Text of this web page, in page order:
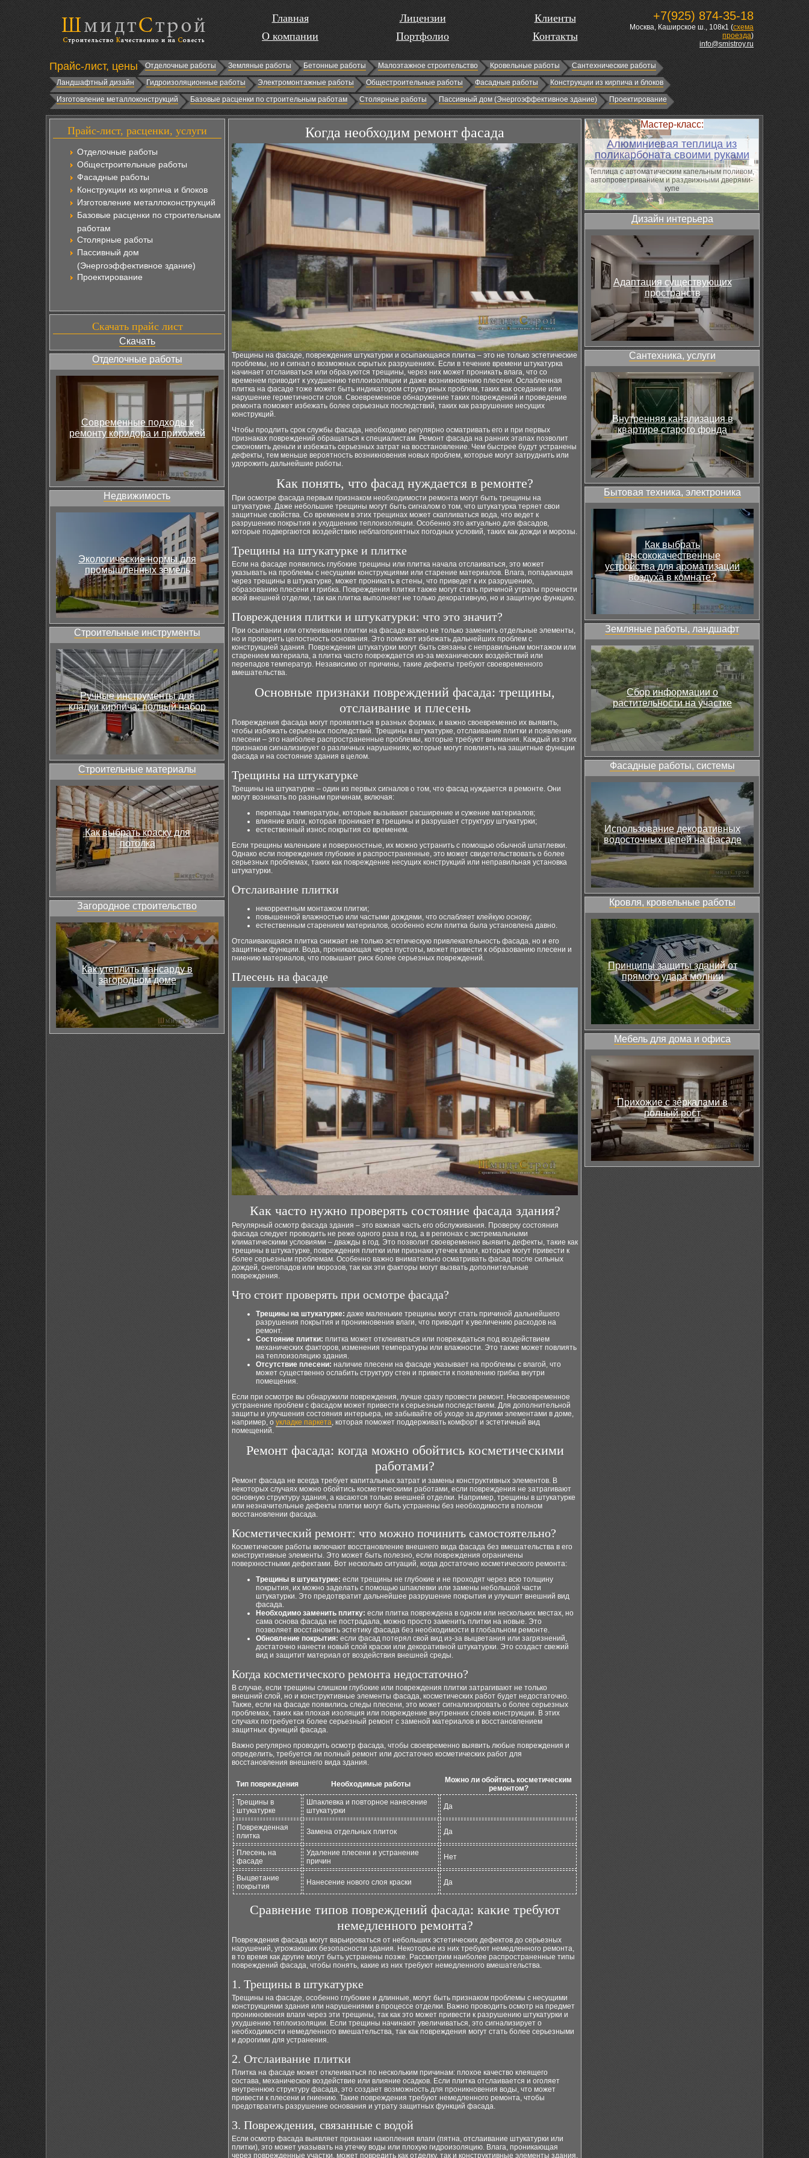
Главная
О компании
Лицензии
Портфолио
Клиенты
Контакты
+7(925) 874-35-18
Москва, Каширское ш., 108к1 (схема
проезда)
info@smistroy.ru
Прайс-лист, цены Отделочные работы Земляные работы Бетонные работы Малоэтажное строительство Кровельные работы
Сантехнические работы
Ландшафтный дизайн
Гидроизоляционные работы Электромонтажные работы Общестроительные работы Фасадные работы
Конструкции из кирпича и блоков
Изготовление металлоконструкций
Базовые расценки по строительным работам Столярные работы Пассивный дом (Энергоэффективное здание) Проектирование
Прайс-лист, расценки, услуги
Отделочные работы
Общестроительные работы
Фасадные работы
Конструкции из кирпича и блоков
Изготовление металлоконструкций
Базовые расценки по строительным
работам
Столярные работы
Пассивный дом
(Энергоэффективное здание)
Проектирование
Скачать прайс лист
Скачать
Отделочные работы
Современные подходы к
ремонту коридора и прихожей
Недвижимость
Экологические нормы для
промышленных земель
Строительные инструменты
Ручные инструменты для
кладки кирпича: полный набор
Строительные материалы
Как выбрать краску для
потолка
Загородное строительство
Как утеплить мансарду в
загородном доме
Когда необходим ремонт фасада
Трещины на фасаде, повреждения штукатурки и осыпающаяся плитка – это не только эстетические
проблемы, но и сигнал о возможных скрытых разрушениях. Если в течение времени штукатурка
начинает отслаиваться или образуются трещины, через них может проникать влага, что со
временем приводит к ухудшению теплоизоляции и даже возникновению плесени. Ослабленная
плитка на фасаде тоже может быть индикатором структурных проблем, таких как оседание или
нарушение герметичности слоя. Своевременное обнаружение таких повреждений и проведение
ремонта поможет избежать более серьезных последствий, таких как разрушение несущих
конструкций.
Чтобы продлить срок службы фасада, необходимо регулярно осматривать его и при первых
признаках повреждений обращаться к специалистам. Ремонт фасада на ранних этапах позволит
сэкономить деньги и избежать серьезных затрат на восстановление. Чем быстрее будут устранены
дефекты, тем меньше вероятность возникновения новых проблем, которые могут затруднить или
удорожить дальнейшие работы.
Как понять, что фасад нуждается в ремонте?
При осмотре фасада первым признаком необходимости ремонта могут быть трещины на
штукатурке. Даже небольшие трещины могут быть сигналом о том, что штукатурка теряет свои
защитные свойства. Со временем в этих трещинах может скапливаться вода, что ведет к
разрушению покрытия и ухудшению теплоизоляции. Особенно это актуально для фасадов,
которые подвергаются воздействию неблагоприятных погодных условий, таких как дожди и морозы.
Трещины на штукатурке и плитке
Если на фасаде появились глубокие трещины или плитка начала отслаиваться, это может
указывать на проблемы с несущими конструкциями или старение материалов. Влага, попадающая
через трещины в штукатурке, может проникать в стены, что приведет к их разрушению,
образованию плесени и грибка. Повреждения плитки также могут стать причиной утраты прочности
всей внешней отделки, так как плитка выполняет не только декоративную, но и защитную функцию.
Повреждения плитки и штукатурки: что это значит?
При осыпании или отклеивании плитки на фасаде важно не только заменить отдельные элементы,
но и проверить целостность основания. Это поможет избежать дальнейших проблем с
конструкцией здания. Повреждения штукатурки могут быть связаны с неправильным монтажом или
старением материала, а плитка часто повреждается из-за механических воздействий или
перепадов температур. Независимо от причины, такие дефекты требуют своевременного
вмешательства.
Основные признаки повреждений фасада: трещины,
отслаивание и плесень
Повреждения фасада могут проявляться в разных формах, и важно своевременно их выявить,
чтобы избежать серьезных последствий. Трещины в штукатурке, отслаивание плитки и появление
плесени – это наиболее распространенные проблемы, которые требуют внимания. Каждый из этих
признаков сигнализирует о различных нарушениях, которые могут повлиять на защитные функции
фасада и на состояние здания в целом.
Трещины на штукатурке
Трещины на штукатурке – один из первых сигналов о том, что фасад нуждается в ремонте. Они
могут возникать по разным причинам, включая:
перепады температуры, которые вызывают расширение и сужение материалов;
влияние влаги, которая проникает в трещины и разрушает структуру штукатурки;
естественный износ покрытия со временем.
Если трещины маленькие и поверхностные, их можно устранить с помощью обычной шпатлевки.
Однако если повреждения глубокие и распространенные, это может свидетельствовать о более
серьезных проблемах, таких как повреждение несущих конструкций или неправильная установка
штукатурки.
Отслаивание плитки
некорректным монтажом плитки;
повышенной влажностью или частыми дождями, что ослабляет клейкую основу;
естественным старением материалов, особенно если плитка была установлена давно.
Отслаивающаяся плитка снижает не только эстетическую привлекательность фасада, но и его
защитные функции. Вода, проникающая через пустоты, может привести к образованию плесени и
гниению материалов, что повышает риск более серьезных повреждений.
Плесень на фасаде
Как часто нужно проверять состояние фасада здания?
Регулярный осмотр фасада здания – это важная часть его обслуживания. Проверку состояния
фасада следует проводить не реже одного раза в год, а в регионах с экстремальными
климатическими условиями – дважды в год. Это позволит своевременно выявить дефекты, такие как
трещины в штукатурке, повреждения плитки или признаки утечек влаги, которые могут привести к
более серьезным проблемам. Особенно важно внимательно осматривать фасад после сильных
дождей, снегопадов или морозов, так как эти факторы могут вызвать дополнительные
повреждения.
Что стоит проверять при осмотре фасада?
Трещины на штукатурке: даже маленькие трещины могут стать причиной дальнейшего
разрушения покрытия и проникновения влаги, что приводит к увеличению расходов на
ремонт.
Состояние плитки: плитка может отклеиваться или повреждаться под воздействием
механических факторов, изменения температуры или влажности. Это также может повлиять
на теплоизоляцию здания.
Отсутствие плесени: наличие плесени на фасаде указывает на проблемы с влагой, что
может существенно ослабить структуру стен и привести к появлению грибка внутри
помещения.
Если при осмотре вы обнаружили повреждения, лучше сразу провести ремонт. Несвоевременное
устранение проблем с фасадом может привести к серьезным последствиям. Для дополнительной
защиты и улучшения состояния интерьера, не забывайте об уходе за другими элементами в доме,
например, о укладке паркета, которая поможет поддерживать комфорт и эстетичный вид
помещений.
Ремонт фасада: когда можно обойтись косметическими
работами?
Ремонт фасада не всегда требует капитальных затрат и замены конструктивных элементов. В
некоторых случаях можно обойтись косметическими работами, если повреждения не затрагивают
основную структуру здания, а касаются только внешней отделки. Например, трещины в штукатурке
или незначительные дефекты плитки могут быть устранены без необходимости в полном
восстановлении фасада.
Косметический ремонт: что можно починить самостоятельно?
Косметические работы включают восстановление внешнего вида фасада без вмешательства в его
конструктивные элементы. Это может быть полезно, если повреждения ограничены
поверхностными дефектами. Вот несколько ситуаций, когда достаточно косметического ремонта:
Трещины в штукатурке: если трещины не глубокие и не проходят через всю толщину
покрытия, их можно заделать с помощью шпаклевки или замены небольшой части
штукатурки. Это предотвратит дальнейшее разрушение покрытия и улучшит внешний вид
фасада.
Необходимо заменить плитку: если плитка повреждена в одном или нескольких местах, но
сама основа фасада не пострадала, можно просто заменить плитки на новые. Это
позволяет восстановить эстетику фасада без необходимости в глобальном ремонте.
Обновление покрытия: если фасад потерял свой вид из-за выцветания или загрязнений,
достаточно нанести новый слой краски или декоративной штукатурки. Это создаст свежий
вид и защитит материал от воздействия внешней среды.
Когда косметического ремонта недостаточно?
В случае, если трещины слишком глубокие или повреждения плитки затрагивают не только
внешний слой, но и конструктивные элементы фасада, косметических работ будет недостаточно.
Также, если на фасаде появились следы плесени, это может сигнализировать о более серьезных
проблемах, таких как плохая изоляция или повреждение внутренних слоев конструкции. В этих
случаях потребуется более серьезный ремонт с заменой материалов и восстановлением
защитных функций фасада.
Важно регулярно проводить осмотр фасада, чтобы своевременно выявить любые повреждения и
определить, требуется ли полный ремонт или достаточно косметических работ для
восстановления внешнего вида здания.
Тип повреждения Необходимые работы
Можно ли обойтись косметическим
ремонтом?
Трещины в
штукатурке
Шпаклевка и повторное нанесение
штукатурки
Да
Поврежденная
плитка
Замена отдельных плиток Да
Плесень на
фасаде
Удаление плесени и устранение
причин
Нет
Выцветание
покрытия
Нанесение нового слоя краски Да
Сравнение типов повреждений фасада: какие требуют
немедленного ремонта?
Повреждения фасада могут варьироваться от небольших эстетических дефектов до серьезных
нарушений, угрожающих безопасности здания. Некоторые из них требуют немедленного ремонта,
в то время как другие могут быть устранены позже. Рассмотрим наиболее распространенные типы
повреждений фасада, чтобы понять, какие из них требуют немедленного вмешательства.
1. Трещины в штукатурке
Трещины на фасаде, особенно глубокие и длинные, могут быть признаком проблемы с несущими
конструкциями здания или нарушениями в процессе отделки. Важно проводить осмотр на предмет
проникновения влаги через эти трещины, так как это может привести к разрушению штукатурки и
ухудшению теплоизоляции. Если трещины начинают увеличиваться, это сигнализирует о
необходимости немедленного вмешательства, так как повреждения могут стать более серьезными
и дорогими для устранения.
2. Отслаивание плитки
Плитка на фасаде может отклеиваться по нескольким причинам: плохое качество клеящего
состава, механическое воздействие или влияние осадков. Если плитка отслаивается и оголяет
внутреннюю структуру фасада, это создает возможность для проникновения воды, что может
привести к плесени и гниению. Такие повреждения требуют немедленного ремонта, чтобы
предотвратить разрушение основания и утрату защитных функций фасада.
3. Повреждения, связанные с водой
Если осмотр фасада выявляет признаки накопления влаги (пятна, отслаивание штукатурки или
плитки), это может указывать на утечку воды или плохую гидроизоляцию. Влага, проникающая
через поврежденные участки, может повредить как отделку, так и конструктивные элементы здания.
Мастер-класс:
Алюминиевая теплица из
поликарбоната своими руками
Теплица с автоматическим капельным поливом,
автопроветриванием и раздвижными дверями-
купе
Дизайн интерьера
Адаптация существующих
пространств
Сантехника, услуги
Внутренняя канализация в
квартире старого фонда
Бытовая техника, электроника
Как выбрать
высококачественные
устройства для ароматизации
воздуха в комнате?
Земляные работы, ландшафт
Сбор информации о
растительности на участке
Фасадные работы, системы
Использование декоративных
водосточных цепей на фасаде
Кровля, кровельные работы
Принципы защиты зданий от
прямого удара молнии
Мебель для дома и офиса
Прихожие с зеркалами в
полный рост